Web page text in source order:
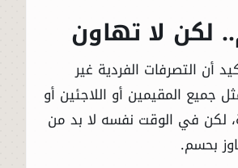
لكن لا تهاون
أن التصرفات الفردية غير
جميع المقيمين أو اللاجئين أو
لكن في الوقت نفسه لا بد من
بحسم.